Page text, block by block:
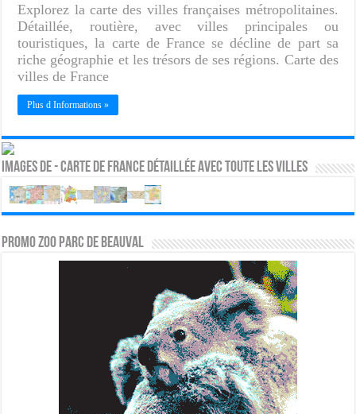
Explorez la carte des villes françaises métropolitaines.
Détaillée, routière, avec villes principales ou
touristiques, la carte de France se décline de part sa
riche géographie et les trésors de ses régions. Carte des
villes de France
Plus d Informations »
Images de - Carte de France détaillée avec toute les villes
PROMO ZOO PARC DE BEAUVAL